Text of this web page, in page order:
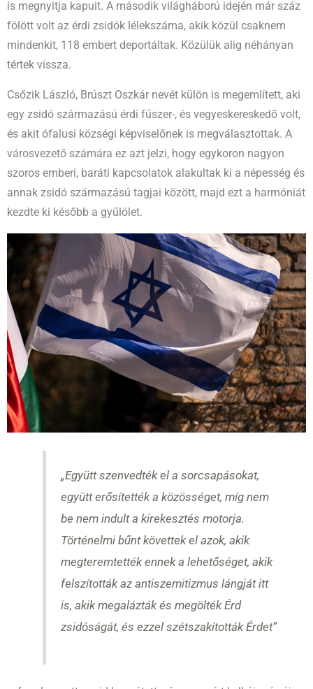
is megnyitja kapuit. A második világháború idején már száz
fölött volt az érdi zsidók lélekszáma, akik közül csaknem
mindenkit, 118 embert deportáltak. Közülük alig néhányan
tértek vissza.
Csőzik László, Brúszt Oszkár nevét külön is megemlített, aki
egy zsidó származású érdi fűszer-, és vegyeskereskedő volt,
és akit ófalusi községi képviselőnek is megválasztottak. A
városvezető számára ez azt jelzi, hogy egykoron nagyon
szoros emberi, baráti kapcsolatok alakultak ki a népesség és
annak zsidó származású tagjai között, majd ezt a harmóniát
kezdte ki később a gyűlölet.
„Együtt szenvedték el a sorcsapásokat,
együtt erősítették a közösséget, míg nem
be nem indult a kirekesztés motorja.
Történelmi bűnt követtek el azok, akik
megteremtették ennek a lehetőséget, akik
felszították az antiszemitizmus lángját itt
is, akik megalázták és megölték Érd
zsidóságát, és ezzel szétszakították Érdet”